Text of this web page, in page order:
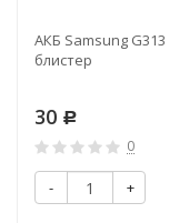
АКБ Samsung G313
блистер
30 Р
0
- +